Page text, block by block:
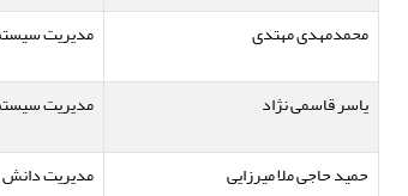
محمدمهدی مهتدی
مدیریت
یاسر قاسمی نژاد مدیریت
حمید حاجی ملا میرزایی مدیریت دانش